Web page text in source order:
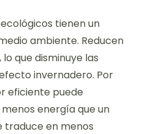
tienen un
ambiente. Reducen
que disminuye las
invernadero. Por
eficiente puede
energía que un
traduce en menos